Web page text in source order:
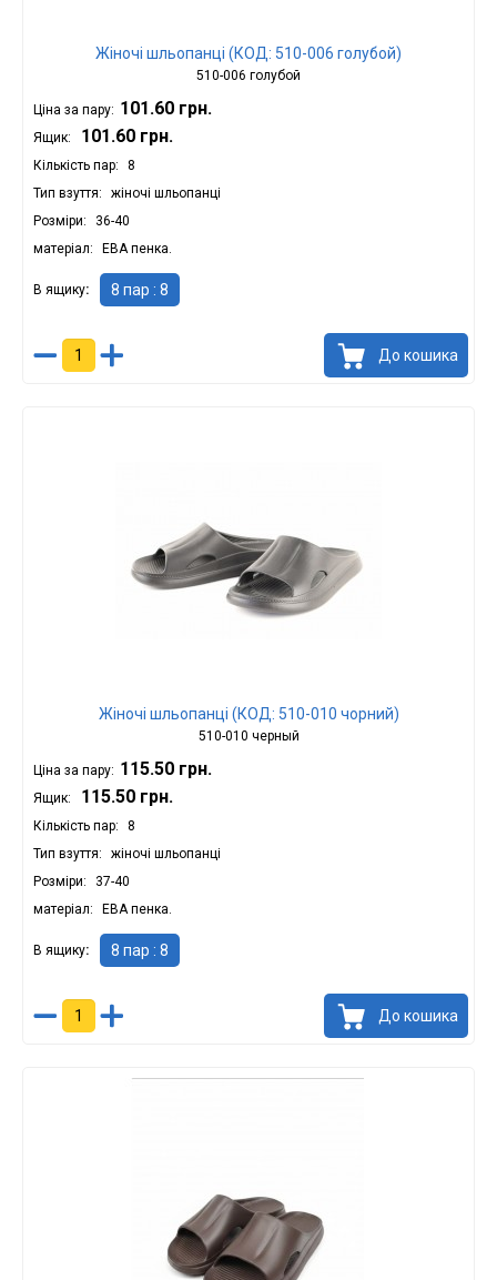
Жіночі шльопанці (КОД: 510-006 голубой)
510-006 голубой
Ціна за пару: 101.60 грн.
Ящик: 101.60 грн.
Кількість пар
8
Тип взуття
жіночі шльопанці
Розміри
36-40
матеріал
ЕВА пенка.
В ящику 8 пар : 8
До кошика
Жіночі шльопанці (КОД: 510-010 чорний)
510-010 черный
Ціна за пару: 115.50 грн.
Ящик: 115.50 грн.
Кількість пар
8
Тип взуття
жіночі шльопанці
Розміри
37-40
матеріал
ЕВА пенка.
В ящику 8 пар : 8
До кошика